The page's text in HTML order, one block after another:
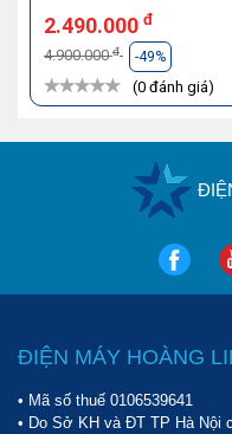
2.490.000 đ
4.900.000đ -49%
(0 đánh giá)
ĐIỆN MÁY HOÀNG
• Mã số thuế 0106539641
• Do Sở KH và ĐT TP Hà Nội